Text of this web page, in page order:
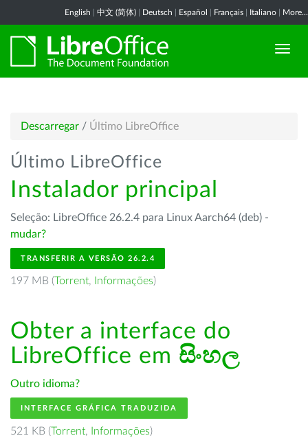
English 中文 (简体) Deutsch Español Français Italiano More...
Descarregar / Último LibreOffice
Último LibreOffice
Instalador principal
Seleção: LibreOffice 26.2.4 para Linux Aarch64 (deb) -
mudar?
TRANSFERIR A VERSÃO 26.2.4
197 MB (Torrent, Informações)
Obter a interface do
LibreOffice em සිංහල
Outro idioma?
INTERFACE GRÁFICA TRADUZIDA
521 KB (Torrent, Informações)